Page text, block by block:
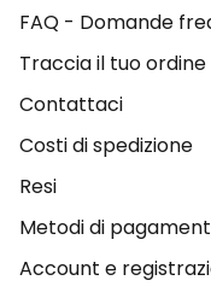
FAQ - Domande
Traccia il tuo ordine
Contattaci
Costi di spedizione
Resi
Metodi di
Account e